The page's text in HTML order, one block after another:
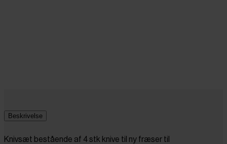
Beskrivelse
Knivsæt bestående af 4 stk knive til ny fræser til